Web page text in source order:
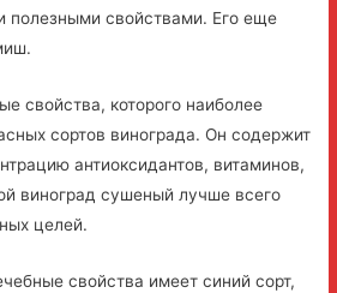
полезными свойствами. Его еще
свойства, которого наиболее
сортов винограда. Он содержит
антиоксидантов, витаминов,
виноград сушеный лучше всего
целей.
свойства имеет синий сорт,